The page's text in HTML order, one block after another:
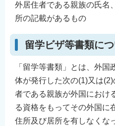
外居住者である親族の氏名
所の記載があるもの
留学ビザ等書類に
「留学等書類」とは、外国
体が発行した次の(1)又は
者である親族が外国におけ
る資格をもってその外国に
住所及び居所を有しなくな